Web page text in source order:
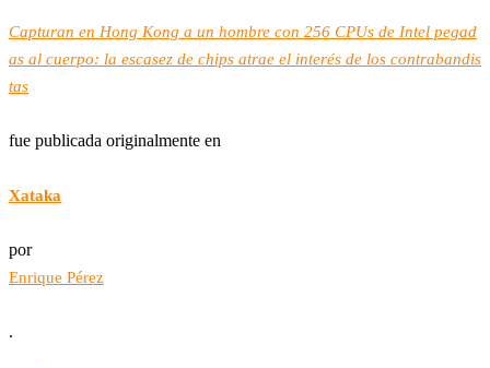
Capturan en Hong Kong a un hombre con 256 CPUs de Intel pegad
as al cuerpo: la escasez de chips atrae el interés de los contrabandis
tas
fue publicada originalmente en
Xataka
por
Enrique Pérez
.